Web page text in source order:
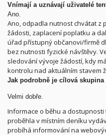
Vnímají a uznávají uživatelé
Ano.
Ano, odpadla nutnost chvátat z
žádosti, zaplacení poplatku a
úřad přístupný občanovi/firmě
bez nutnosti fyzické návštěvy.
sledování vývoje žádostí, kdy
kontrolu nad aktuálním stavem
Jak podrobně je cílová
Velmi dobře.
Informace o běhu a
proběhla v místním deníku
probíhá informování na